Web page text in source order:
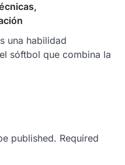
una habilidad
sóftbol que combina la
published. Required